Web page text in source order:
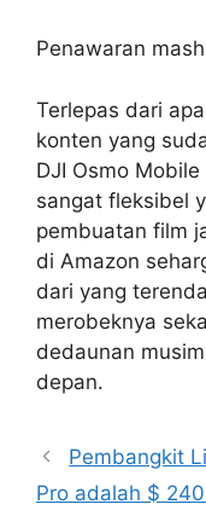
Penawaran
Terlepas dari
konten yang
DJI Osmo
sangat fleksibel
pembuatan film
di Amazon
dari yang
merobeknya
dedaunan
depan.
Pembangkit
Pro adalah $